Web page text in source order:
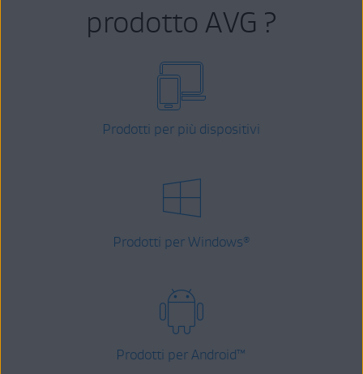
prodotto AVG ?
Prodotti per più dispositivi
Prodotti per Windows®
Prodotti per Android™